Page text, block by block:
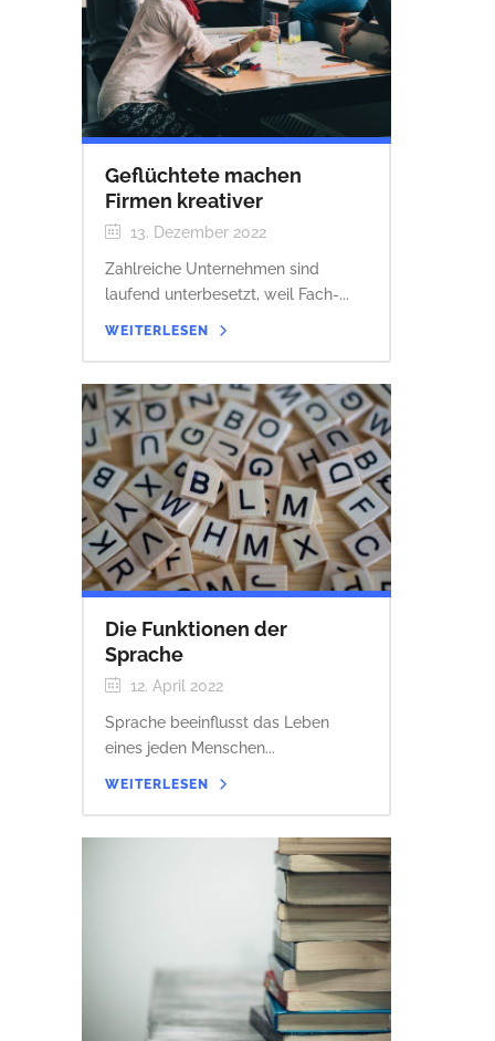
Geflüchtete machen
Firmen kreativer
13. Dezember 2022
Zahlreiche Unternehmen sind
laufend unterbesetzt, weil Fach-...
WEITERLESEN
Die Funktionen der
Sprache
12. April 2022
Sprache beeinflusst das Leben
eines jeden Menschen...
WEITERLESEN